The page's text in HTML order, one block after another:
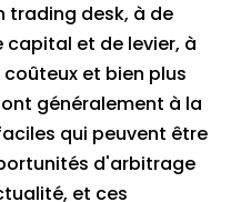
trading desk, à de
et de levier, à
et bien plus
généralement à la
qui peuvent être
d'arbitrage
et ces